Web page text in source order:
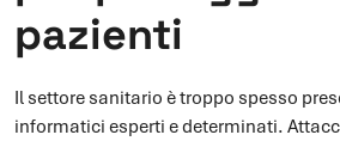
pazienti
Il settore sanitario è troppo spesso
informatici esperti e determinati.